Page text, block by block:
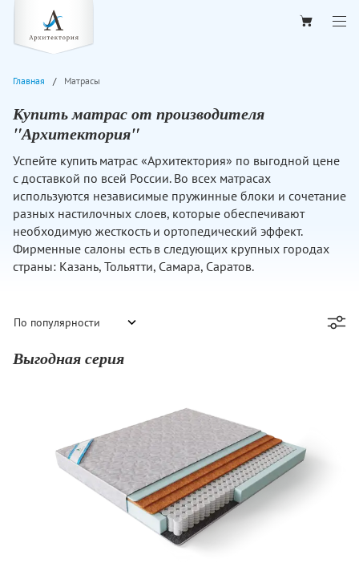
Главная Матрасы
Купить матрас от производителя
"Архитектория"
Успейте купить матрас «Архитектория» по выгодной цене
с доставкой по всей России. Во всех матрасах
используются независимые пружинные блоки и сочетание
разных настилочных слоев, которые обеспечивают
необходимую жесткость и ортопедический эффект.
Фирменные салоны есть в следующих крупных городах
страны: Казань, Тольятти, Самара, Саратов.
Выгодная серия